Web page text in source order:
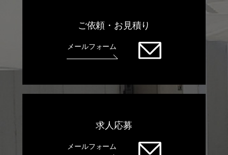
ご依頼・お⾒積り
メールフォーム
求⼈応募
メールフォーム